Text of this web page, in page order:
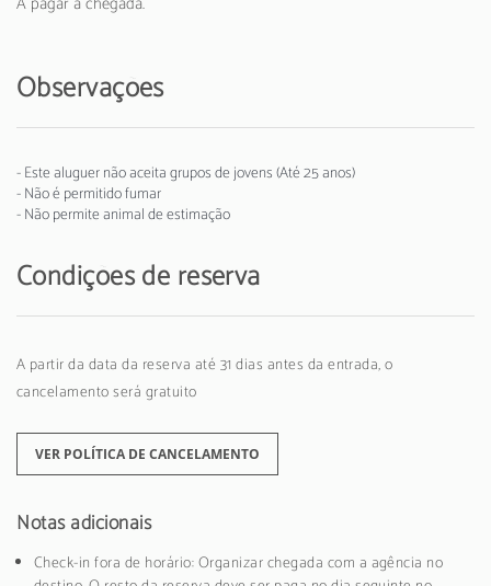
Observações
- Este aluguer não aceita grupos de jovens (Até 25 anos)
- Não é permitido fumar
- Não permite animal de estimação
Condições de reserva
A partir da data da reserva até 31 dias antes da entrada, o
cancelamento será gratuito
VER POLÍTICA DE CANCELAMENTO
Notas adicionais
Check-in fora de horário: Organizar chegada com a agência no